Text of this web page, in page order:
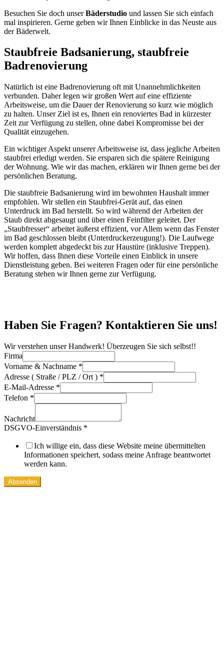
Besuchen Sie doch unserBäderstudio und lassen Sie sich einfach
mal inspirieren. Gerne geben wir Ihnen Einblicke in das Neuste aus
der Bäderwelt.
Staubfreie Badsanierung, staubfreie
Badrenovierung
Natürlich ist eine Badrenovierung oft mit Unannehmlichkeiten
verbunden. Daher legen wir großen Wert auf eine effiziente
Arbeitsweise, um die Dauer der Renovierung so kurz wie möglich
zu halten. Unser Ziel ist es, Ihnen ein renoviertes Bad in kürzester
Zeit zur Verfügung zu stellen, ohne dabei Kompromisse bei der
Qualität einzugehen.
Ein wichtiger Aspekt unserer Arbeitsweise ist, dass jegliche Arbeiten
staubfrei erledigt werden. Sie ersparen sich die spätere Reinigung
der Wohnung. Wie wir das machen, erklären wir Ihnen gerne bei der
persönlichen Beratung.
Die staubfreie Badsanierung wird im bewohnten Haushalt immer
empfohlen. Wir stellen ein Staubfrei-Gerät auf, das einen
Unterdruck im Bad herstellt. So wird während der Arbeiten der
Staub direkt abgesaugt und über einen Feinfilter geleitet. Der
„Staubfresser“ arbeitet äußerst effizient, vor Allem wenn das Fenster
im Bad geschlossen bleibt (Unterdruckerzeugung!). Die Laufwege
werden komplett abgedeckt bis zur Haustüre (inklusive Treppen).
Wir hoffen, dass Ihnen diese Vorteile einen Einblick in unsere
Dienstleistung geben. Bei weiteren Fragen oder für eine persönliche
Beratung stehen wir Ihnen gerne zur Verfügung.
Haben Sie Fragen? Kontaktieren Sie uns!
Wir verstehen unser Handwerk! Überzeugen Sie sich selbst!!
Firma
Vorname & Nachname *
Adresse ( Straße / PLZ / Ort ) *
E-Mail-Adresse *
Telefon *
Nachricht
DSGVO-Einverständnis *
Ich willige ein, dass diese Website meine übermittelten
Informationen speichert, sodass meine Anfrage beantwortet
werden kann.
Absenden